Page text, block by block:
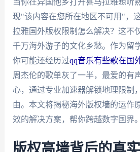
当你在异国他乡打开喜马拉雅想听
现"该内容在您所在地区不可用"，
拉雅国外版权限制怎么解决？这不
千万海外游子的文化乡愁。作为留
你可能还经历过qq音乐有些歌在国
周杰伦的歌单灰了一半，最爱的有
心，通过专业加速器解锁地理限制
由。本文将揭秘海外版权墙的运作
效的解决方案，帮你跨越数字国界。
版权高墙背后的真